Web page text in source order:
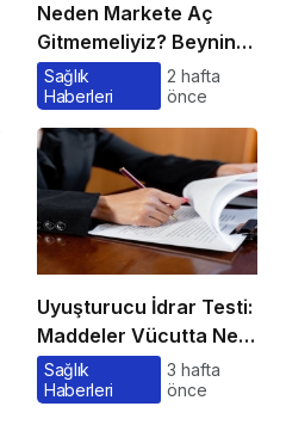
Neden Markete Aç
Gitmemeliyiz? Beynin
Satın Alma Psikolojisi
Sağlık
Haberleri
2 hafta
önce
Uyuşturucu İdrar Testi:
Maddeler Vücutta Ne
Kadar Kalır, Süreç
Nasıl İşler?
Sağlık
Haberleri
3 hafta
önce